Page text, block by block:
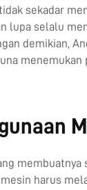
sekadar
lupa selalu
demikian,
harus